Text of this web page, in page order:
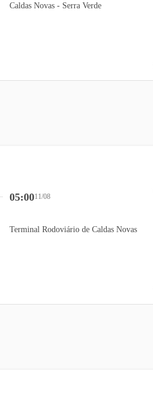
Caldas Novas - Serra Verde
05:0011/08
Terminal Rodoviário de Caldas Novas